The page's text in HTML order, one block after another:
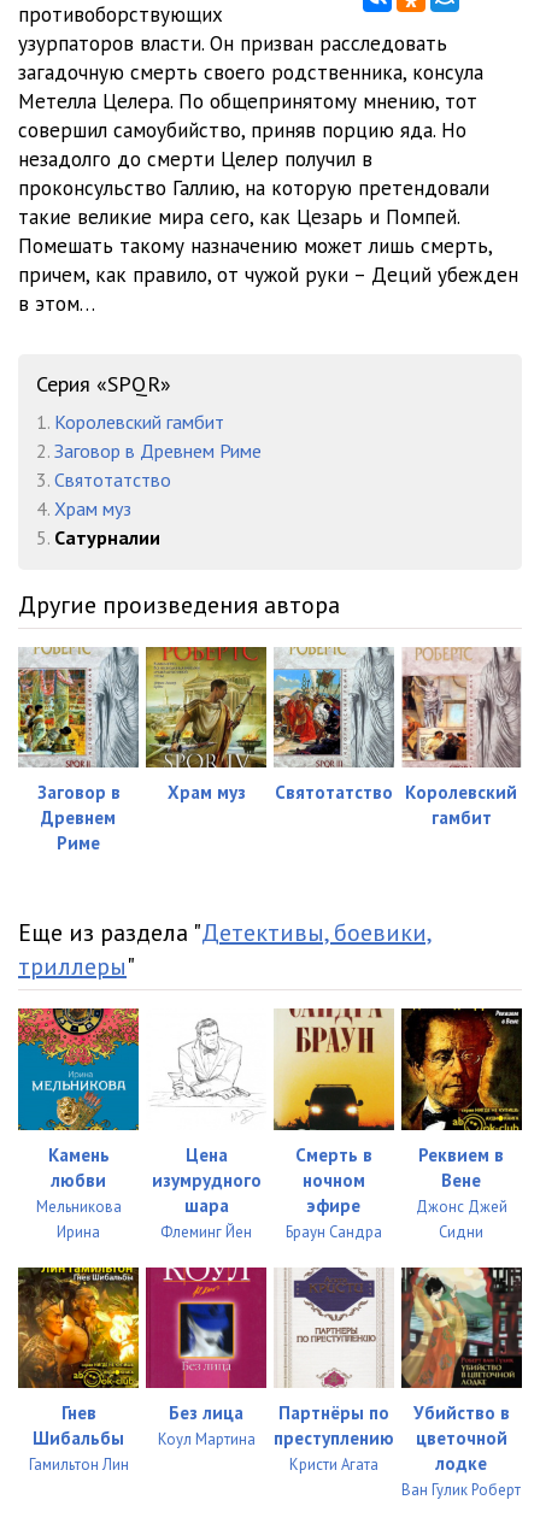
05_14. Сатурналии
05_15. Сатурналии 21:56
05_16. Сатурналии
05_17. Сатурналии
05_18. Сатурналии
21:00
05_20. Сатурналии
05_23. Сатурналии
05_24. Сатурналии
05_25. Сатурналии
противоборствующих
узурпаторов власти. Он призван расследовать
загадочную смерть своего родственника, консула
Метелла Целера. По общепринятому мнению, тот
совершил самоубийство, приняв порцию яда. Но
незадолго до смерти Целер получил в
проконсульство Галлию, на которую претендовали
такие великие мира сего, как Цезарь и Помпей.
Помешать такому назначению может лишь смерть,
причем, как правило, от чужой руки – Деций убежден
в этом…
Серия «SPQR»
1. Королевский гамбит
2. Заговор в Древнем Риме
3. Святотатство
4. Храм муз
5. Сатурналии
Другие произведения автора
Заговор в
Древнем
Риме
Храм муз Святотатство
Королевский
гамбит
Еще из раздела "Детективы, боевики,
триллеры"
Камень
любви
Мельникова
Ирина
Цена
изумрудного
шара
Флеминг Йен
Смерть в
ночном
эфире
Браун Сандра
Реквием в
Вене
Джонс Джей
Сидни
Гнев
Шибальбы
Гамильтон Лин
Без лица
Коул Мартина
Партнёры по
преступлению
Кристи Агата
Убийство в
цветочной
лодке
Ван Гулик Роберт